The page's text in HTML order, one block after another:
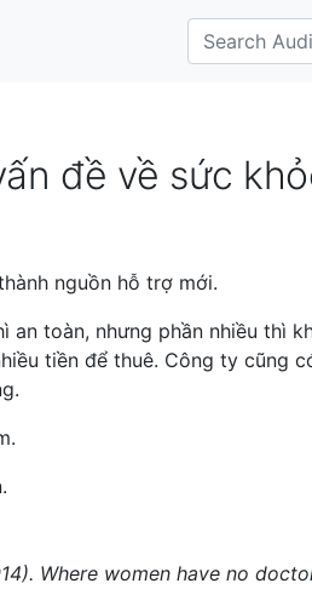
đề về sức
nguồn hỗ trợ mới.
toàn, nhưng phần nhiều thì
tiền để thuê. Công ty cũng
Where women have no